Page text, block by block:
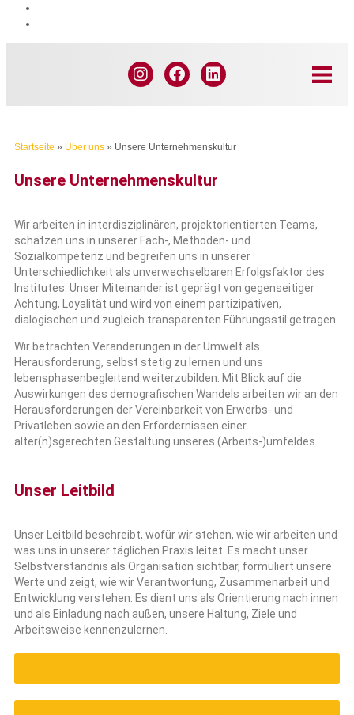
Startseite » Über uns » Unsere Unternehmenskultur
Unsere Unternehmenskultur
Wir arbeiten in interdisziplinären, projektorientierten Teams,
schätzen uns in unserer Fach-, Methoden- und
Sozialkompetenz und begreifen uns in unserer
Unterschiedlichkeit als unverwechselbaren Erfolgsfaktor des
Institutes. Unser Miteinander ist geprägt von gegenseitiger
Achtung, Loyalität und wird von einem partizipativen,
dialogischen und zugleich transparenten Führungsstil getragen.
Wir betrachten Veränderungen in der Umwelt als
Herausforderung, selbst stetig zu lernen und uns
lebensphasenbegleitend weiterzubilden. Mit Blick auf die
Auswirkungen des demografischen Wandels arbeiten wir an den
Herausforderungen der Vereinbarkeit von Erwerbs- und
Privatleben sowie an den Erfordernissen einer
alter(n)sgerechten Gestaltung unseres (Arbeits-)umfeldes.
Unser Leitbild
Unser Leitbild beschreibt, wofür wir stehen, wie wir arbeiten und
was uns in unserer täglichen Praxis leitet. Es macht unser
Selbstverständnis als Organisation sichtbar, formuliert unsere
Werte und zeigt, wie wir Verantwortung, Zusammenarbeit und
Entwicklung verstehen. Es dient uns als Orientierung nach innen
und als Einladung nach außen, unsere Haltung, Ziele und
Arbeitsweise kennenzulernen.